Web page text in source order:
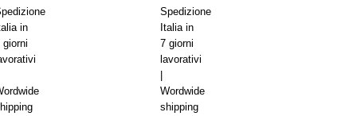
in
giorni
Spedizione
Italia in
7 giorni
lavorativi
Wordwide
shipping